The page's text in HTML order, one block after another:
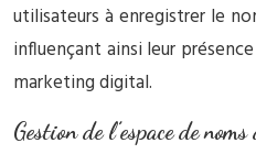
utilisateurs à enregistrer le
influençant ainsi leur
marketing digital.
Gestion de l’espace de